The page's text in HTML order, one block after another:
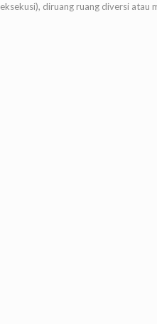
eksekusi), diruang ruang diversi atau